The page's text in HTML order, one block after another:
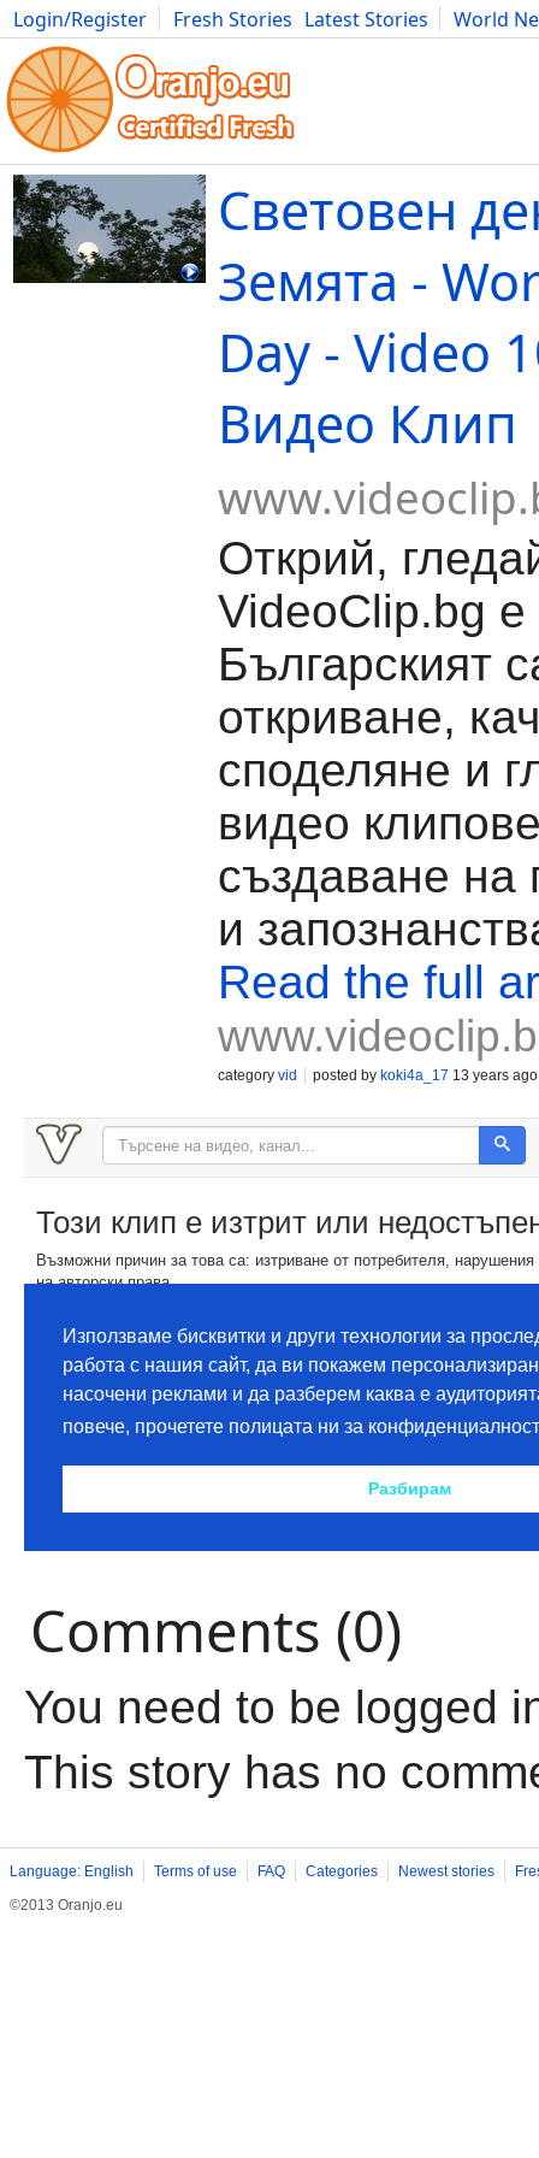
Login/Register Fresh Stories Latest Stories
World
Movies Anime Music Art Cars Advice Science
Световен
Земята -
Day - Video
Видео Клип
Открий,
VideoClip.bg е
Българският
откриване,
споделяне и
видео
създаване на
и
Read the full
category vid posted by koki4a_17 13 years ago
Comments (0)
You need to be logged
This story has no
Language: English Terms of use FAQ Categories Newest stories
©2013 Oranjo.eu